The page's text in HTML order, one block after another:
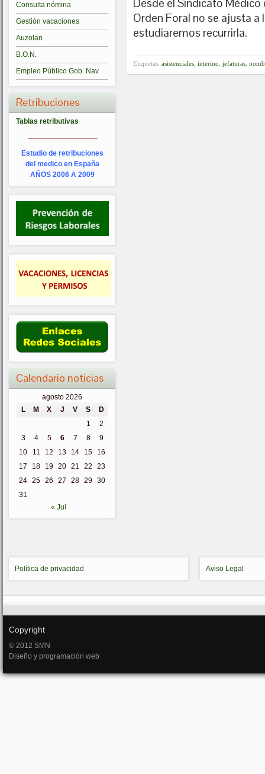
Consulta nómina
Gestión vacaciones
Auzolan
B.O.N.
Empleo Público Gob. Nav.
Retribuciones
Tablas retributivas
Estudio de retribuciones
del medico en España
AÑOS 2006 A 2009
Calendario noticias
agosto 2026
L
M X J V S
D
1
2
3
4 5 6 7 8
9
10
11 12 13 14 15
16
17
18 19 20 21 22
23
24 25 26 27 28 29 30
31
« Jul
Desde el Sindicato
Orden Foral no se ajusta
estudiaremos recurrirla.
Etiquetas: asistenciales interino jefaturas
Política de privacidad Aviso Legal
Copyright
© 2012 SMN
Diseño y programación web